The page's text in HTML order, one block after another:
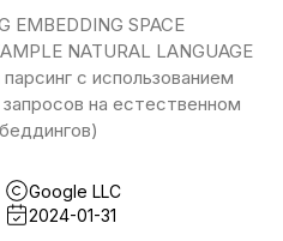
EMBEDDING SPACE
NATURAL LANGUAGE
с использованием
на естественном
Google LLC
2024-01-31